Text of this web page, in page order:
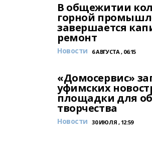
В общежитии
горной
завершается
ремонт
Новости 6 АВГУСТА , 06:15
«Домосервис»
уфимских
площадки для
творчества
Новости 30 ИЮЛЯ , 12:59